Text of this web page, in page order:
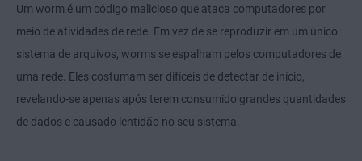
Um worm é um código malicioso que ataca computadores por
meio de atividades de rede. Em vez de se reproduzir em um único
sistema de arquivos, worms se espalham pelos computadores de
uma rede. Eles costumam ser difíceis de detectar de início,
revelando-se apenas após terem consumido grandes quantidades
de dados e causado lentidão no seu sistema.